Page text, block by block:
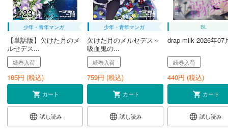
少年・青年マンガ
【単話版】欠けた月のメ
ルセデス...
続巻入荷
165円 (税込)
カート
試し読み
少年・青年マンガ
欠けた月のメルセデス～
吸血鬼の...
続巻入荷
759円 (税込)
カート
試し読み
BL
drap milk 2026年07
続巻入荷
440円 (税込)
カート
試し読み